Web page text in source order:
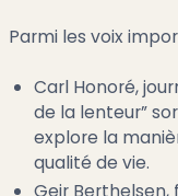
Parmi les voix
Carl Honoré,
de la lenteur”
explore la
qualité de vie.